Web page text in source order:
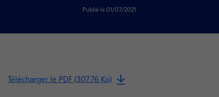
Publié le 01/07/2021
Télécharger le PDF (307.76 Ko)